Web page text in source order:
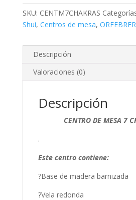
SKU: CENTM7CHAKRAS
Shui, Centros de mesa,
Descripción
Valoraciones (0)
Descripción
CENTRO DE MESA 7
.
Este centro contiene:
?Base de madera barnizada
?Vela redonda